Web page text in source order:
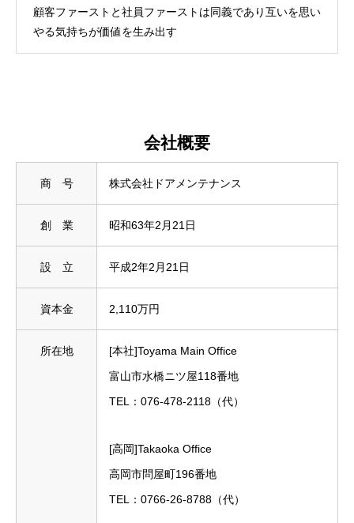
顧客ファーストと社員ファーストは同義であり互いを思い
やる気持ちが価値を生み出す
会社概要
商 号 株式会社ドアメンテナンス
創 業 昭和63年2月21日
設 立 平成2年2月21日
資本金 2,110万円
所在地
[本社]Toyama Main Office
富山市水橋ニツ屋118番地
TEL：076-478-2118（代）
[高岡]Takaoka Office
高岡市問屋町196番地
TEL：0766-26-8788（代）